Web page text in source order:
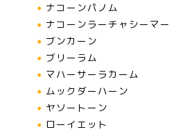
ナコーンパノム
ナコーンラーチャシーマー
ブンカーン
ブリーラム
マハーサーラカーム
ムックダーハーン
ヤソートーン
ローイエット